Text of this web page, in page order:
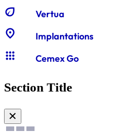
eco Vertua
location_on Implantations
apps Cemex Go
Section Title
✕